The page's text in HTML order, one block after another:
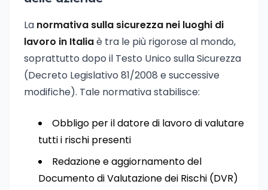
La normativa sulla sicurezza nei luoghi di
lavoro in Italiaè tra le più rigorose al mondo,
soprattutto dopo il Testo Unico sulla Sicurezza
(Decreto Legislativo 81/2008 e successive
modifiche). Tale normativa stabilisce:
Obbligo per il datore di lavoro di valutare
tutti i rischi presenti
Redazione e aggiornamento del
Documento di Valutazione dei Rischi (DVR)